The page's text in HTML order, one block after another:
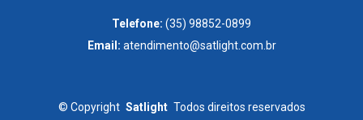
Telefone: (35) 98852-0899
Email: atendimento@satlight.com.br
© Copyright Satlight Todos direitos reservados